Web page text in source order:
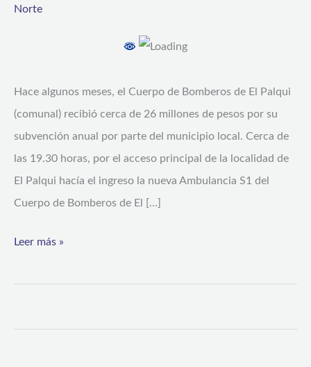
Norte
Hace algunos meses, el Cuerpo de Bomberos de El Palqui
(comunal) recibió cerca de 26 millones de pesos por su
subvención anual por parte del municipio local. Cerca de
las 19.30 horas, por el acceso principal de la localidad de
El Palqui hacía el ingreso la nueva Ambulancia S1 del
Cuerpo de Bomberos de El […]
Patria
a
su
nueva
unidad
médica,
Ambulancia
Leer más »